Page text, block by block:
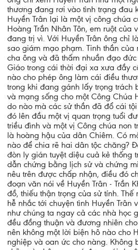
thương đang rơi vào tình trạng đau
Huyền Trân lại là một vị công chúa
Hoàng Trần Nhân Tôn, em ruột của
đang trị vì. Với Huyền Trân ông chỉ
sao giám mạo phạm. Tinh thần của
cha ông và đã thấm nhuần đạo
Giáo trong cái thời đại xa xưa đầy
nào cho phép ông làm cái điều
trong khi đang gánh lấy trọng trách
và mạng sống cho một Công Chúa
do nào mà các sử thần đã đổ cái
đó lên đầu một vị quan trọng tuổi
triều đình và một vị Công chúa non
là hoàng hậu của dân Chiêm. Có
nào để chia rẽ hai dân tộc chăng?
đòn ly gián tuyệt diệu cuả kẻ thống
dẫn chứng bằng lịch sử và chứng
nêu trên được chấp nhận, điều đó
đoạn văn nói về Huyền Trân - Trần
đồ, thiếu thận trọng của sử tính.
hễ nhắc tới chuyện tình Huyền Trân
như chúng ta ngay cả các nhà học
đều đồng thuận và đương nhiên
nên không một lời biện hô nào cho
nghiệp và oan ức cho nàng. Không